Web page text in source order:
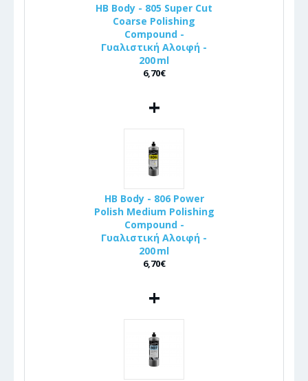
HB Body - 805 Super Cut
Coarse Polishing
Compound -
Γυαλιστική Αλοιφή -
200 ml
6,70€
+
HB Body - 806 Power
Polish Medium Polishing
Compound -
Γυαλιστική Αλοιφή -
200 ml
6,70€
+